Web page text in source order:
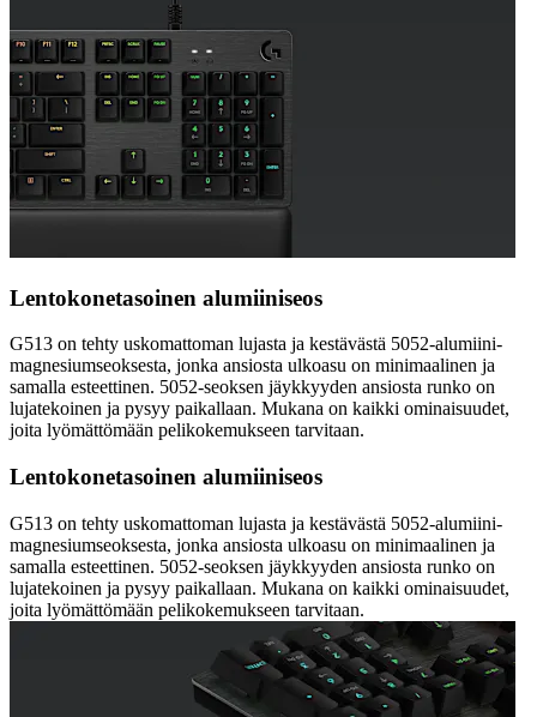
Lentokonetasoinen alumiiniseos
G513 on tehty uskomattoman lujasta ja kestävästä 5052-alumiini-
magnesiumseoksesta, jonka ansiosta ulkoasu on minimaalinen ja
samalla esteettinen. 5052-seoksen jäykkyyden ansiosta runko on
lujatekoinen ja pysyy paikallaan. Mukana on kaikki ominaisuudet,
joita lyömättömään pelikokemukseen tarvitaan.
Lentokonetasoinen alumiiniseos
G513 on tehty uskomattoman lujasta ja kestävästä 5052-alumiini-
magnesiumseoksesta, jonka ansiosta ulkoasu on minimaalinen ja
samalla esteettinen. 5052-seoksen jäykkyyden ansiosta runko on
lujatekoinen ja pysyy paikallaan. Mukana on kaikki ominaisuudet,
joita lyömättömään pelikokemukseen tarvitaan.